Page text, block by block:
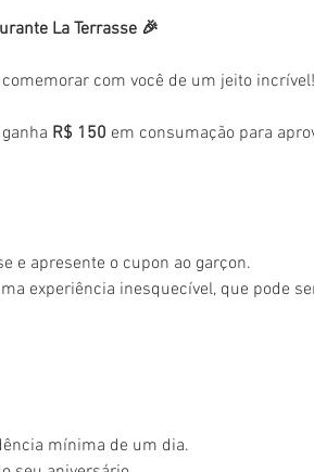
La Terrasse 🎉
com você de um jeito
R$ 150 em consumação para
e apresente o cupon ao garçon.
experiência inesquecível, que pode
mínima de um dia.